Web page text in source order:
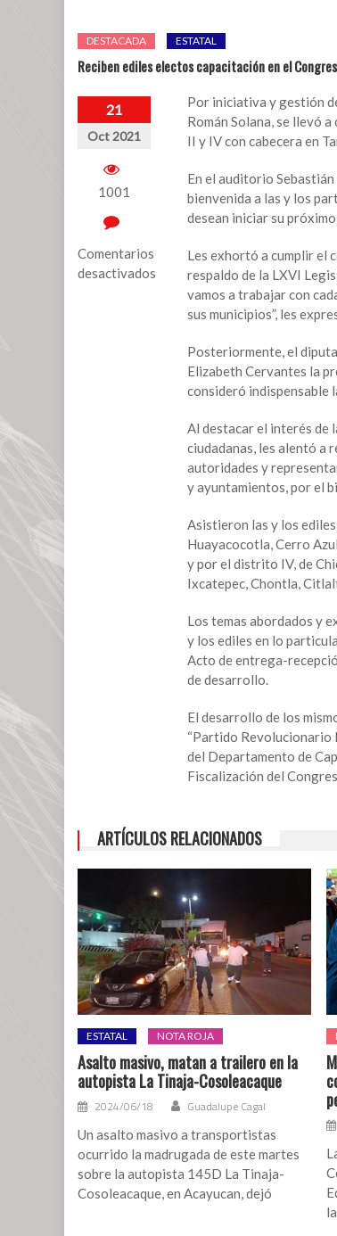
DESTACADA ESTATAL
Reciben ediles electos capacitación en el
21
Oct 2021
1001
Comentarios
desactivados
Por iniciativa y gestión
Román Solana, se llevó
II y IV con cabecera en
En el auditorio
bienvenida a las y los
desean iniciar su
Les exhortó a cumplir el
respaldo de la LXVI
vamos a trabajar con
sus municipios”, les
Posteriormente, el
Elizabeth Cervantes la
consideró indispensable
Al destacar el interés de
ciudadanas, les alentó a
autoridades y
y ayuntamientos, por el
Asistieron las y los
Huayacocotla, Cerro
y por el distrito IV, de
Ixcatepec, Chontla,
Los temas abordados y
y los ediles en lo
Acto de entrega-
de desarrollo.
El desarrollo de los
“Partido Revolucionario
del Departamento de
Fiscalización del
ARTÍCULOS RELACIONADOS
ESTATAL NOTA ROJA
Asalto masivo, matan a trailero en la
autopista La Tinaja-Cosoleacaque
2024/06/18 Guadalupe Cagal
Un asalto masivo a transportistas
ocurrido la madrugada de este martes
sobre la autopista 145D La Tinaja-
Cosoleacaque, en Acayucan, dejó
la